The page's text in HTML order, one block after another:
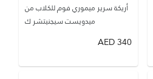
أريكة سرير ميموري فوم للكلاب من
ميدويست سيجنيتشر ك
340
AED